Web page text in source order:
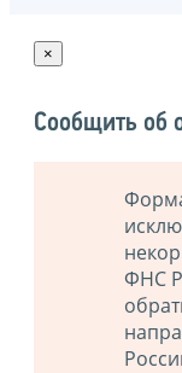
×
Сообщить об
ФНС